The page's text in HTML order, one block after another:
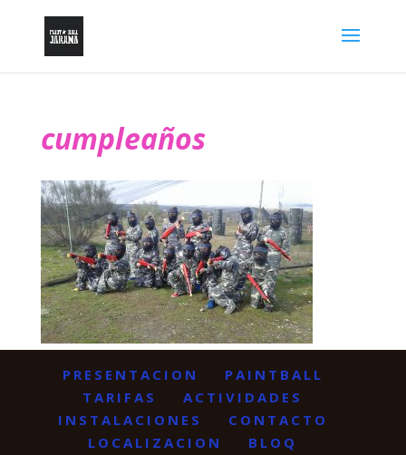
cumpleaños
PRESENTACION
PAINTBALL
TARIFAS
ACTIVIDADES
INSTALACIONES
CONTACTO
LOCALIZACION
BLOQ